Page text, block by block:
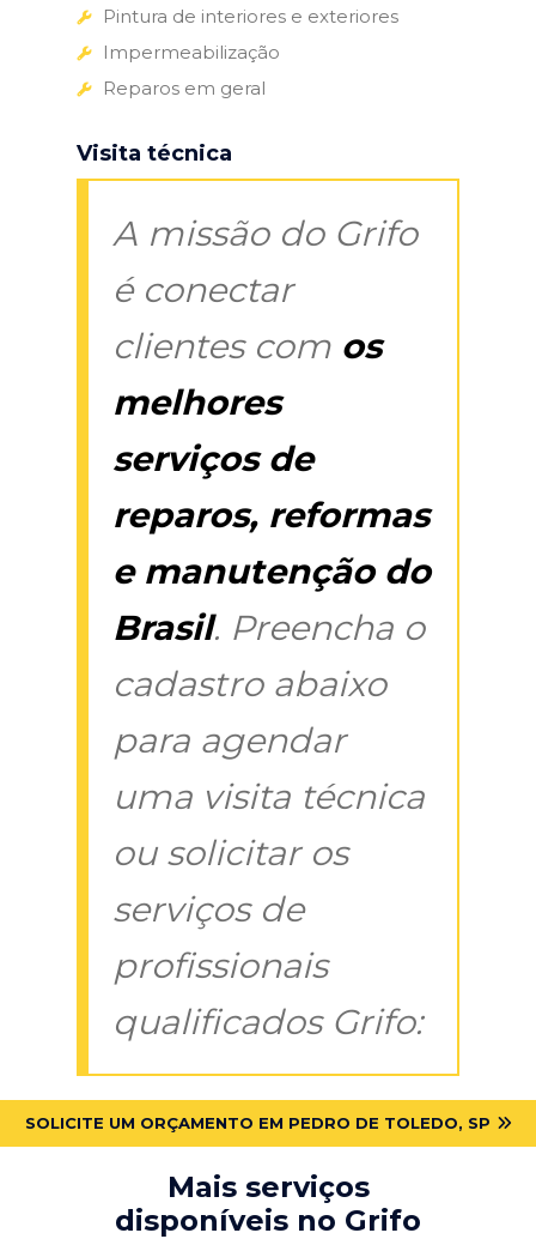
Pintura de interiores e exteriores
Impermeabilização
Reparos em geral
Visita técnica
A missão do Grifo
é conectar
clientes com os
melhores
serviços de
reparos, reformas
e manutenção do
Brasil. Preencha o
cadastro abaixo
para agendar
uma visita técnica
ou solicitar os
serviços de
profissionais
qualificados Grifo:
SOLICITE UM ORÇAMENTO EM PEDRO DE TOLEDO, SP
Mais serviços
disponíveis no Grifo